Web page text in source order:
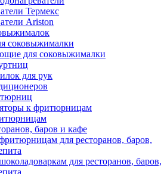
Термекс
Ariston
соковыжималки
для соковыжималки
для рук
к фритюрницам
баров и кафе
для ресторанов, баров,
для ресторанов, баров,